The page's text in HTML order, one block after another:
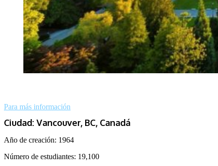
Para más información
Ciudad: Vancouver, BC, Canadá
Año de creación: 1964
Número de estudiantes: 19,100